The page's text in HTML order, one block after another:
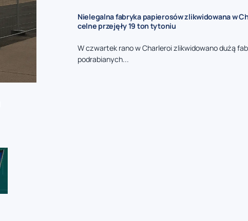
Nielegalna fabryka papierosów zlikwidowana w
celne przejęły 19 ton tytoniu
W czwartek rano w Charleroi zlikwidowano dużą
podrabianych...